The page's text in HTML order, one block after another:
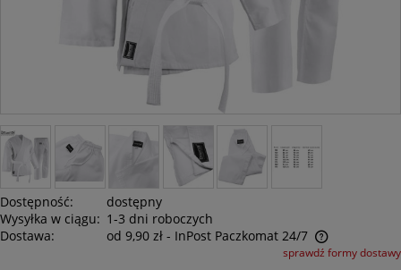
Dostępność:
dostępny
Wysyłka w ciągu: 1-3 dni roboczych
Dostawa:
od 9,90 zł - InPost Paczkomat 24/7
sprawdź formy dostawy